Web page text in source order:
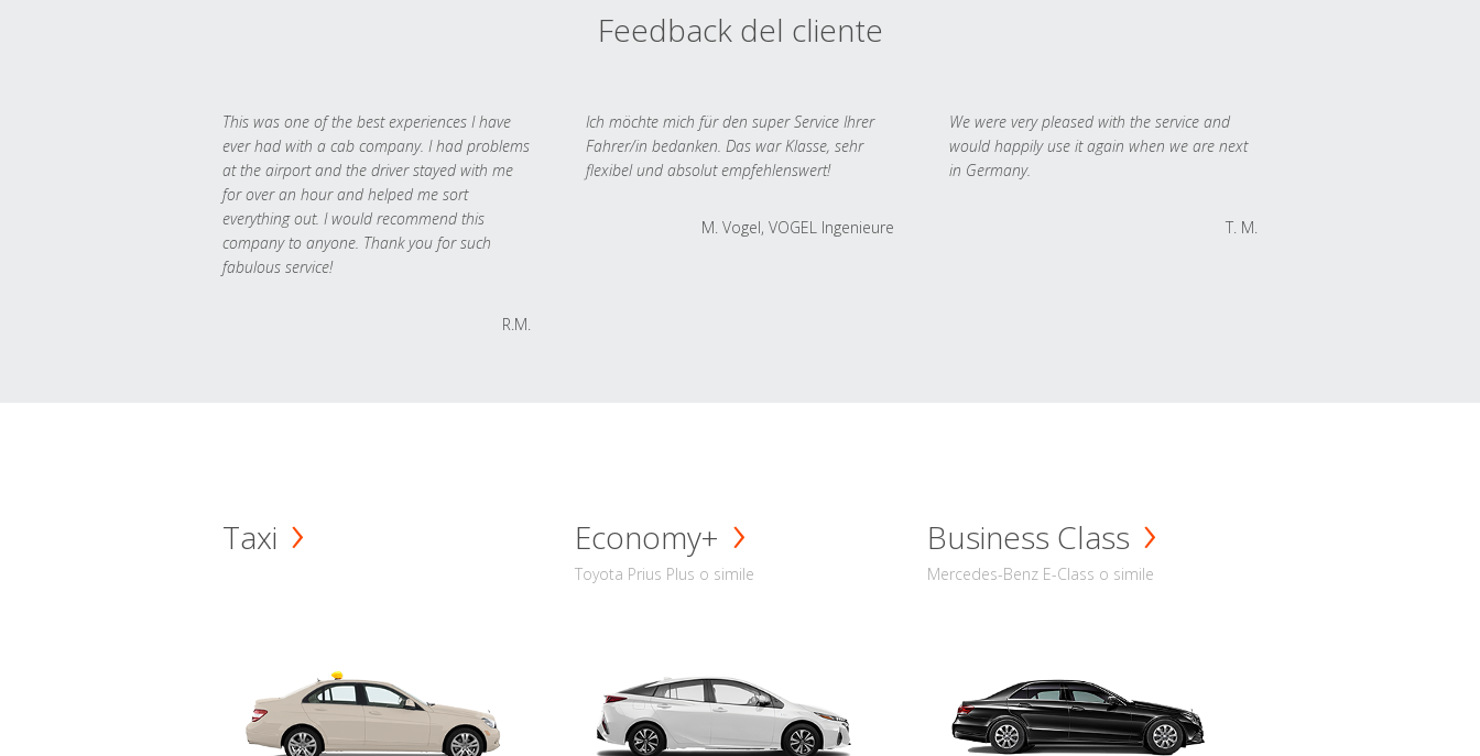
Feedback del cliente
This was one of the best experiences I have
ever had with a cab company. I had problems
at the airport and the driver stayed with me
for over an hour and helped me sort
everything out. I would recommend this
company to anyone. Thank you for such
fabulous service!
R.M.
Ich möchte mich für den super Service Ihrer
Fahrer/in bedanken. Das war Klasse, sehr
flexibel und absolut empfehlenswert!
M. Vogel, VOGEL Ingenieure
We were very pleased with the service and
would happily use it again when we are next
in Germany.
T. M.
Taxi Economy+
Toyota Prius Plus o simile
Business Class
Mercedes-Benz E-Class o simile